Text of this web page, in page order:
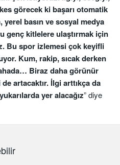
görecek ki başarı otomatik
yerel basın ve sosyal medya
genç kitlelere ulaştırmak için
Bu spor izlemesi çok keyifli
Kum, rakip, sıcak derken
Biraz daha görünür
artacaktır. İlgi arttıkça da
yer alacağız” diye